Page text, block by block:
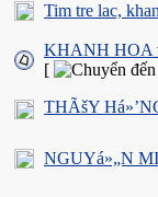
Tim tre lac,
KHANH HOA
[
THÃšY
NGUYá»„N